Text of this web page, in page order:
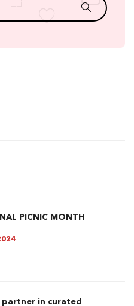
PICNIC MONTH
partner in curated